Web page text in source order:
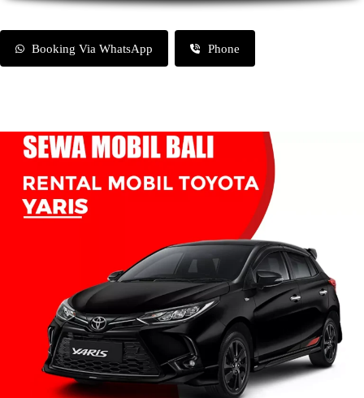
Booking Via WhatsApp Phone